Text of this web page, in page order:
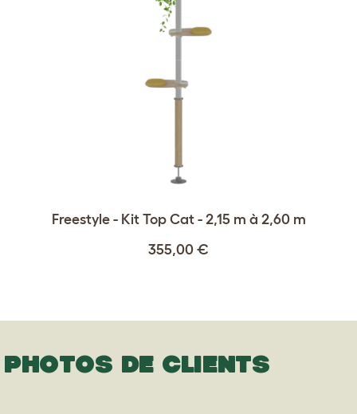
Freestyle - Kit Top Cat - 2,15 m à 2,60 m
355,00 €
PHOTOS DE CLIENTS